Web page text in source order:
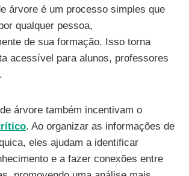
árvore é um processo simples que
qualquer pessoa,
de sua formação. Isso torna
acessível para alunos, professores
árvore também incentivam o
. Ao organizar as informações de
eles ajudam a identificar
e a fazer conexões entre